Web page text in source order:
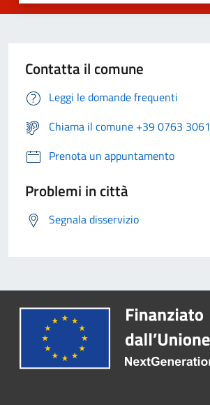
Contatta il comune
Leggi le domande frequenti
Chiama il comune +39 0763 3061
Prenota un appuntamento
Problemi in città
Segnala disservizio